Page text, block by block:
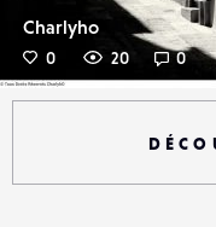
Charlyho
0 20 0